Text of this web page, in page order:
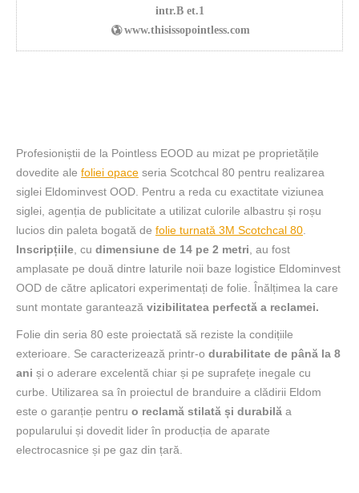
intr.B et.1
www.thisissopointless.com
Profesioniștii de la Pointless EOOD au mizat pe proprietățile
dovedite ale foliei opace seria Scotchcal 80 pentru realizarea
siglei Eldominvest OOD. Pentru a reda cu exactitate viziunea
siglei, agenția de publicitate a utilizat culorile albastru și roșu
lucios din paleta bogată de folie turnată 3M Scotchcal 80
Inscripțiile , cu dimensiune de 14 pe 2 metri , au fost
amplasate pe două dintre laturile noii baze logistice Eldominvest
OOD de către aplicatori experimentați de folie. Înălțimea la care
sunt montate garantează vizibilitatea perfectă a reclamei.
Folie din seria 80 este proiectată să reziste la condițiile
exterioare. Se caracterizează printr-o durabilitate de până la 8
ani și o aderare excelentă chiar și pe suprafețe inegale cu
curbe. Utilizarea sa în proiectul de branduire a clădirii Eldom
este o garanție pentru o reclamă stilată și durabilă a
popularului și dovedit lider în producția de aparate
electrocasnice și pe gaz din țară.